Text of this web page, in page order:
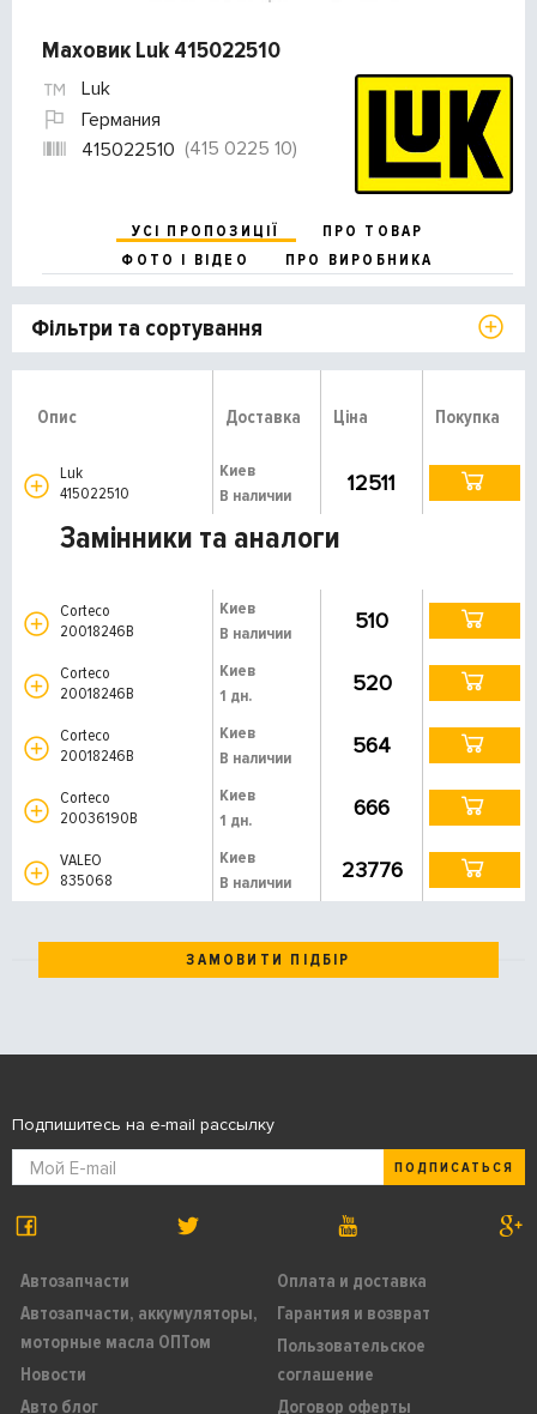
Маховик Luk 415022510
Luk
Германия
415022510 (415 0225 10)
УСІ ПРОПОЗИЦІЇ
ПРО ТОВАР
ФОТО І ВІДЕО
ПРО ВИРОБНИКА
Фільтри та сортування
Опис Доставка Ціна Покупка
Luk
415022510
Киев
В наличии
12511
Замінники та аналоги
Corteco
20018246B
Киев
В наличии
510
Corteco
20018246B
Киев
1 дн.
520
Corteco
20018246B
Киев
В наличии
564
Corteco
20036190B
Киев
1 дн.
666
VALEO
835068
Киев
В наличии
23776
ЗАМОВИТИ ПІДБІР
Автозапчасти
Автозапчасти, аккумуляторы,
моторные масла ОПТом
Новости
Авто блог
Оплата и доставка
Гарантия и возврат
Пользовательское
соглашение
Договор оферты
Подпишитесь на e-mail рассылку
ПОДПИСАТЬСЯ